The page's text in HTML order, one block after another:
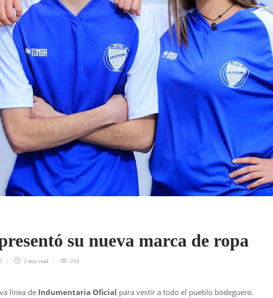
su nueva marca de ropa
2 min read 210
línea de Indumentaria Oficial para vestir a todo el pueblo bodeguero.